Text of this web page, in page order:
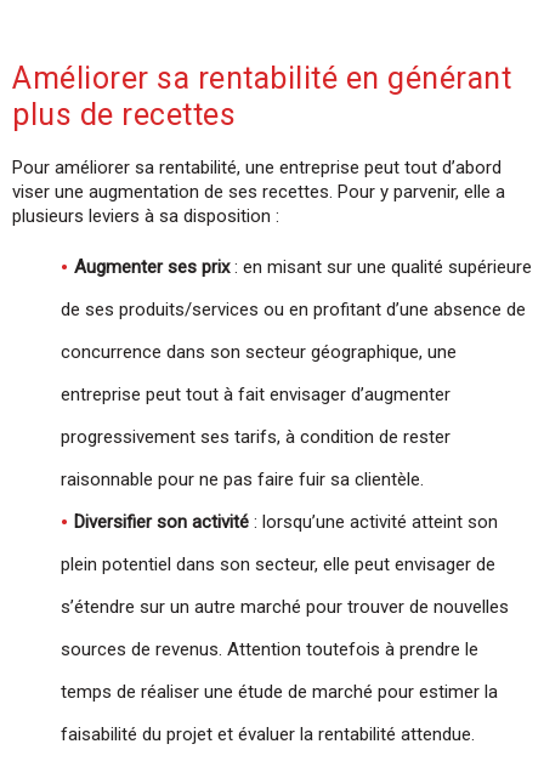
Améliorer sa rentabilité en générant
plus de recettes
Pour améliorer sa rentabilité, une entreprise peut tout d’abord
viser une augmentation de ses recettes. Pour y parvenir, elle a
plusieurs leviers à sa disposition :
Augmenter ses prix: en misant sur une qualité supérieure
de ses produits/services ou en profitant d’une absence de
concurrence dans son secteur géographique, une
entreprise peut tout à fait envisager d’augmenter
progressivement ses tarifs, à condition de rester
raisonnable pour ne pas faire fuir sa clientèle.
Diversifier son activité : lorsqu’une activité atteint son
plein potentiel dans son secteur, elle peut envisager de
s’étendre sur un autre marché pour trouver de nouvelles
sources de revenus. Attention toutefois à prendre le
temps de réaliser une étude de marché pour estimer la
faisabilité du projet et évaluer la rentabilité attendue.